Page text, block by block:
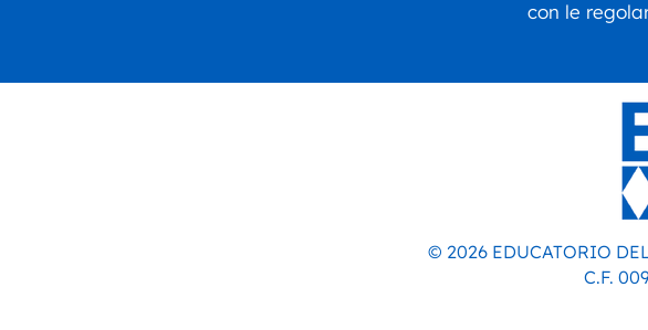
con le
© 2026 EDUCATORIO
C.F.